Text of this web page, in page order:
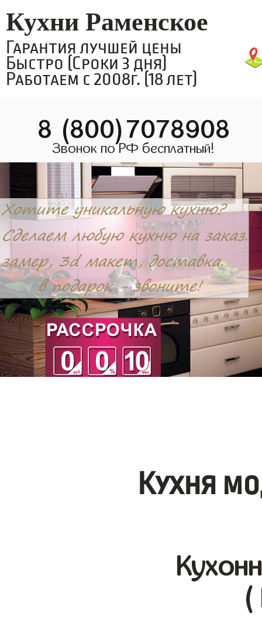
Кухни Раменское
Гарантия лучшей цены
Быстро (Сроки 3 дня)
Работаем с 2008г. (18 лет)
8 (800)7078908
Звонок по РФ бесплатный!
Кухня
(